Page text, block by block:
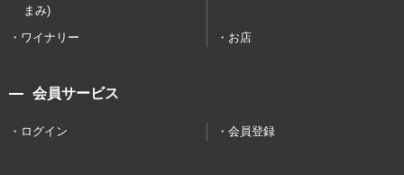
まみ)
ワイナリー お店
会員サービス
ログイン 会員登録